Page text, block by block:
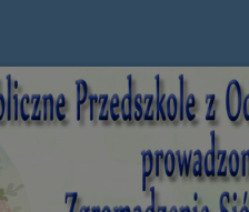
Oddziałami